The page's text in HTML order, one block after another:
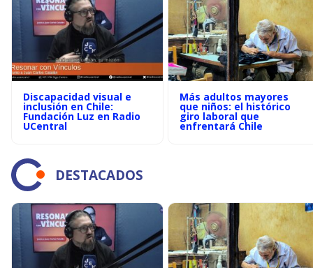
Discapacidad visual e
inclusión en Chile:
Fundación Luz en Radio
UCentral
Más adultos mayores
que niños: el histórico
giro laboral que
enfrentará Chile
DESTACADOS